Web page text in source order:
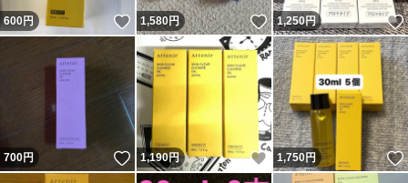
600円 いいね！
1,580円 いいね！
1,250円
700円 いいね！
1,190円 いいね！
1,750円